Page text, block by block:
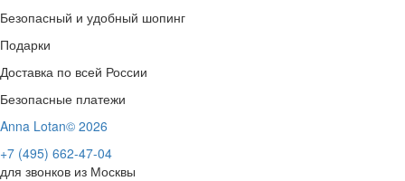
Безопасный и удобный шопинг
Подарки
Доставка по всей России
Безопасные платежи
Anna Lotan© 2026
+7 (495) 662-47-04
для звонков из Москвы